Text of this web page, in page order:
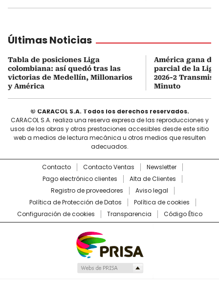
Últimas Noticias
Tabla de posiciones Liga
colombiana: así quedó tras las
victorias de Medellín, Millonarios
y América
América gana
parcial de la
2026-2
Minuto
© CARACOL S.A. Todos los derechos reservados.
CARACOL S.A. realiza una reserva expresa de las reproducciones y
usos de las obras y otras prestaciones accesibles desde este sitio
web a medios de lectura mecánica u otros medios que resulten
adecuados.
Contacto Contacto Ventas
Newsletter
Pago electrónico clientes
Alta de Clientes
Registro de proveedores
Aviso legal
Política de Protección de Datos
Política de cookies
Configuración de cookies
Transparencia Código Ético